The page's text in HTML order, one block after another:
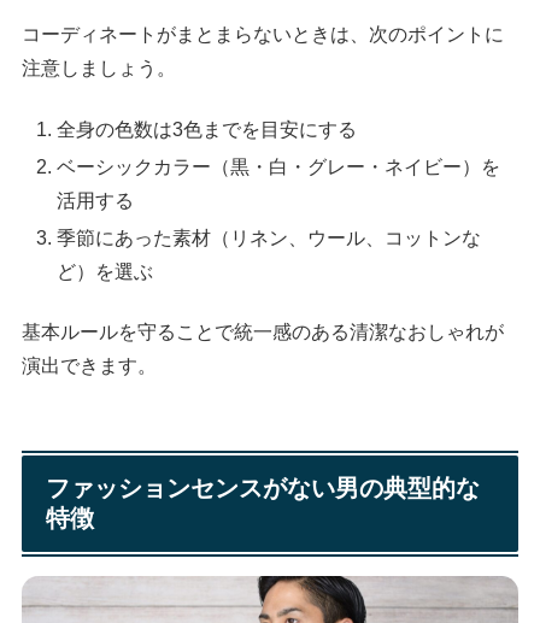
コーディネートがまとまらないときは、次のポイントに
注意しましょう。
全身の色数は3色までを目安にする
ベーシックカラー（黒・白・グレー・ネイビー）を
活用する
季節にあった素材（リネン、ウール、コットンな
ど）を選ぶ
基本ルールを守ることで統一感のある清潔なおしゃれが
演出できます。
ファッションセンスがない男の典型的な
特徴